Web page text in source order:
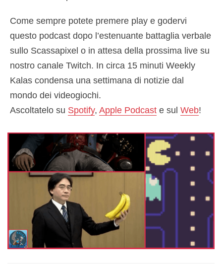
Come sempre potete premere play e godervi
questo podcast dopo l’estenuante battaglia verbale
sullo Scassapixel o in attesa della prossima live su
nostro canale Twitch. In circa 15 minuti Weekly
Kalas condensa una settimana di notizie dal
mondo dei videogiochi.
Ascoltatelo su Spotify, Apple Podcast e sul Web!